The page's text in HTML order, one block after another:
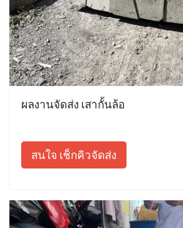
ผลงานจัดส่ง เสากั้นล้อ
สนใจ เช็กคิวจัดส่ง